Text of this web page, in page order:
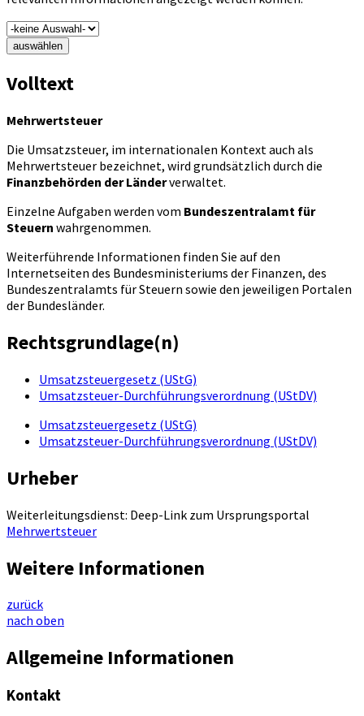
auswählen
Volltext
Mehrwertsteuer
Die Umsatzsteuer, im internationalen Kontext auch als
Mehrwertsteuer bezeichnet, wird grundsätzlich durch die
Finanzbehörden der Länderverwaltet.
Einzelne Aufgaben werden vom Bundeszentralamt für
Steuern wahrgenommen.
Weiterführende Informationen finden Sie auf den
Internetseiten des Bundesministeriums der Finanzen, des
Bundeszentralamts für Steuern sowie den jeweiligen Portalen
der Bundesländer.
Rechtsgrundlage(n)
Umsatzsteuergesetz (UStG)
Umsatzsteuer-Durchführungsverordnung (UStDV)
Umsatzsteuergesetz (UStG)
Umsatzsteuer-Durchführungsverordnung (UStDV)
Urheber
Weiterleitungsdienst: Deep-Link zum Ursprungsportal
Mehrwertsteuer
Weitere Informationen
zurück
nach oben
Allgemeine Informationen
Kontakt